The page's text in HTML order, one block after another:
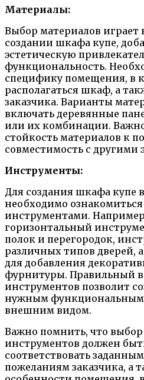
Материалы:
Выбор материалов играет
создании шкафа купе,
эстетическую
функциональность.
специфику помещения, в
располагаться шкаф, а
заказчика. Варианты
включать деревянные
или их комбинации.
стойкость материалов к
совместимость с
Инструменты:
Для создания шкафа купе
необходимо
инструментами.
горизонтальный
полок и перегородок,
различных типов дверей,
для добавления
фурнитуры. Правильный
инструментов позволит
нужным функциональным
внешним видом.
Важно помнить, что
инструментов должен
соответствовать
пожеланиям заказчика, а